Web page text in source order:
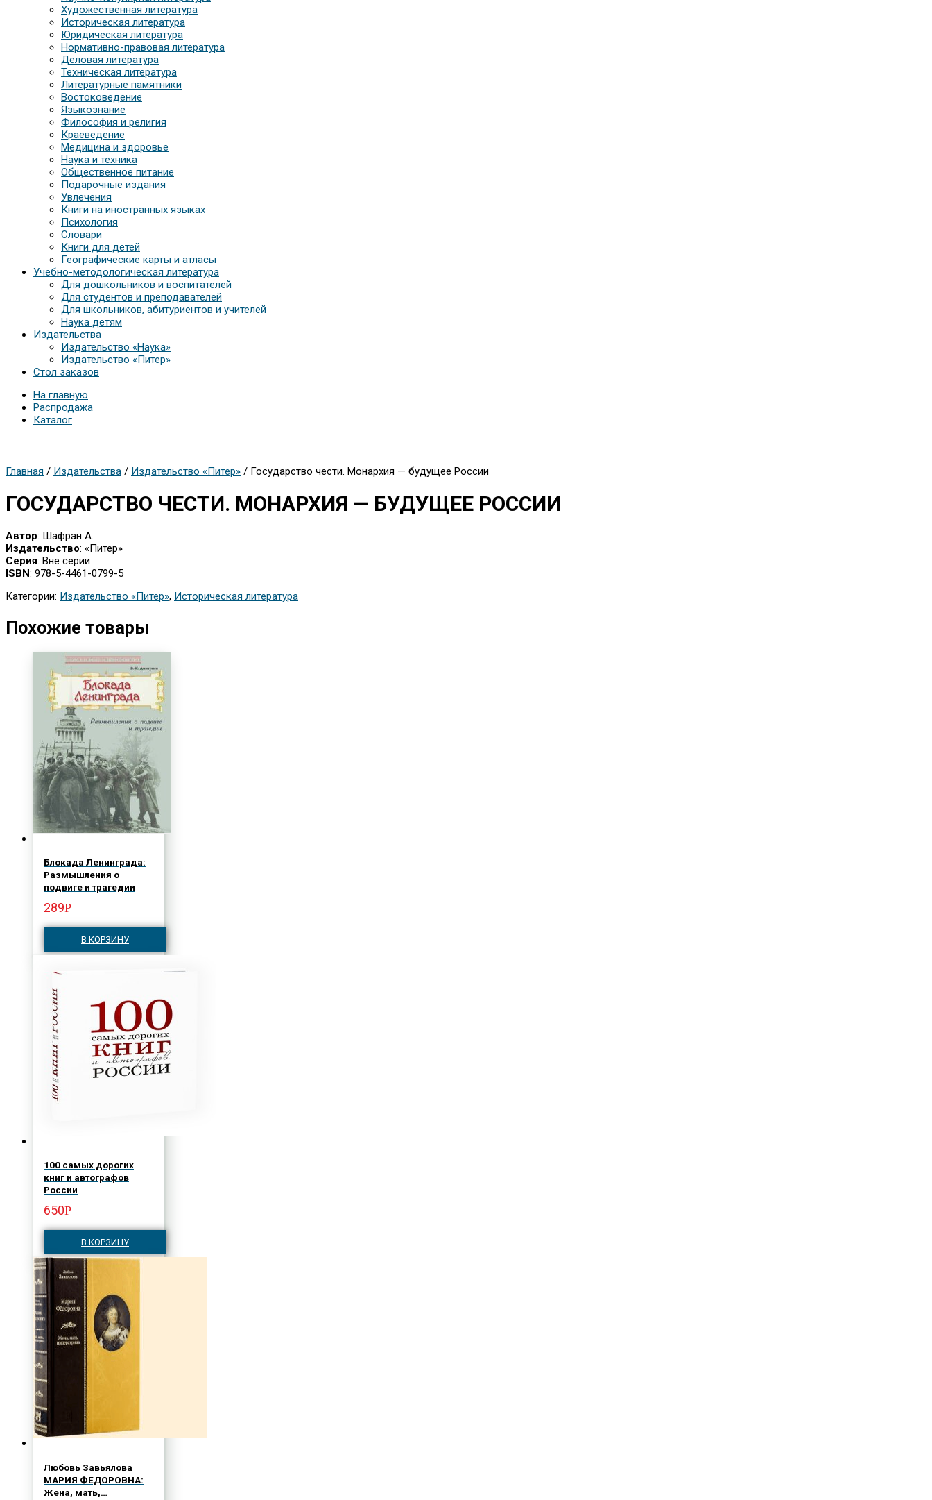
Художественная литература
Историческая литература
Юридическая литература
Нормативно-правовая литература
Деловая литература
Техническая литература
Литературные памятники
Востоковедение
Языкознание
Философия и религия
Краеведение
Медицина и здоровье
Наука и техника
Общественное питание
Подарочные издания
Увлечения
Книги на иностранных языках
Психология
Словари
Книги для детей
Географические карты и атласы
Учебно-методологическая литература
Для дошкольников и воспитателей
Для студентов и преподавателей
Для школьников, абитуриентов и учителей
Наука детям
Издательства
Издательство «Наука»
Издательство «Питер»
Стол заказов
На главную
Распродажа
Каталог
Главная / Издательства / Издательство «Питер» / Государство чести. Монархия — будущее России
ГОСУДАРСТВО ЧЕСТИ. МОНАРХИЯ — БУДУЩЕЕ РОССИИ
Автор: Шафран А.
Издательство: «Питер»
Серия: Вне серии
ISBN: 978-5-4461-0799-5
Категории: Издательство «Питер», Историческая литература
Похожие товары
Блокада Ленинграда:
Размышления о
подвиге и трагедии
289Р
В КОРЗИНУ
100 самых дорогих
книг и автографов
России
650Р
В КОРЗИНУ
Любовь Завьялова
МАРИЯ ФЕДОРОВНА:
Жена, мать,